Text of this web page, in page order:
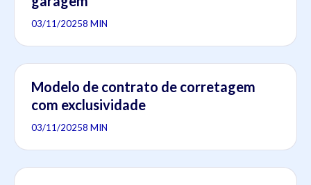
03/11/20258 MIN
Modelo de contrato de corretagem
com exclusividade
03/11/20258 MIN